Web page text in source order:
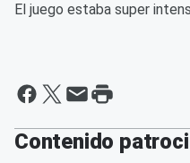
El juego estaba super
Contenido